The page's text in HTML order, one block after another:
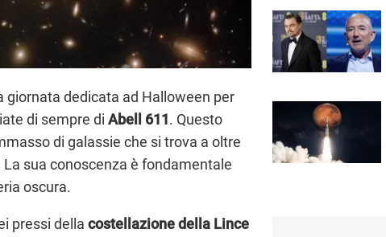
giornata dedicata ad Halloween per
di sempre di Abell 611. Questo
di galassie che si trova a oltre
sua conoscenza è fondamentale
oscura.
pressi della costellazione della Lince